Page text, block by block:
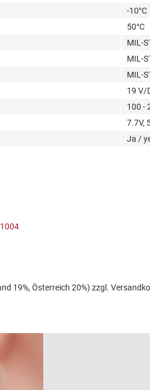
-10°C
50°C
MIL-
MIL-
MIL-
19 V/
100 -
7.7V,
Ja /
19%, Österreich 20%) zzgl.